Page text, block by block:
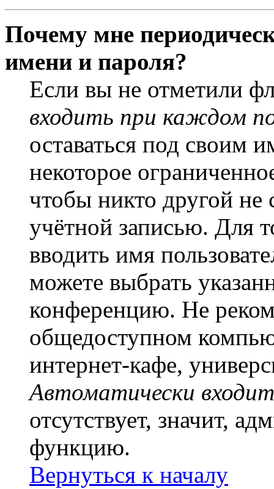
Почему мне
имени и пароля?
Если вы не отметили
входить при каждом
оставаться под своим
некоторое
чтобы никто другой не
учётной записью. Для
вводить имя
можете выбрать
конференцию. Не
общедоступном
интернет-кафе,
Автоматически
отсутствует, значит,
функцию.
Вернуться к началу